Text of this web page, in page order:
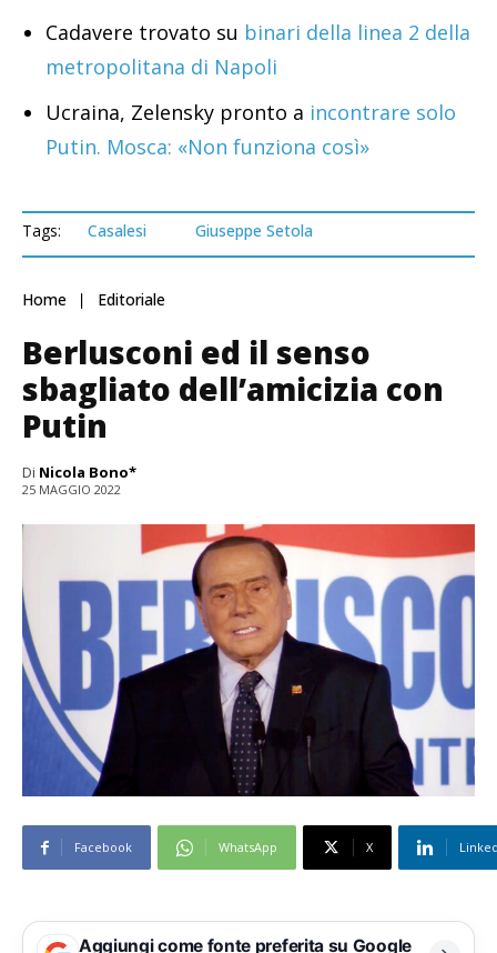
Cadavere trovato su binari della linea 2 della
metropolitana di Napoli
Ucraina, Zelensky pronto a incontrare solo
Putin. Mosca: «Non funziona così»
Tags: Casalesi Giuseppe Setola
Home Editoriale
Berlusconi ed il senso
sbagliato dell’amicizia con
Putin
Di Nicola Bono*
25 MAGGIO 2022
Facebook WhatsApp X
Aggiungi come fonte preferita su Google